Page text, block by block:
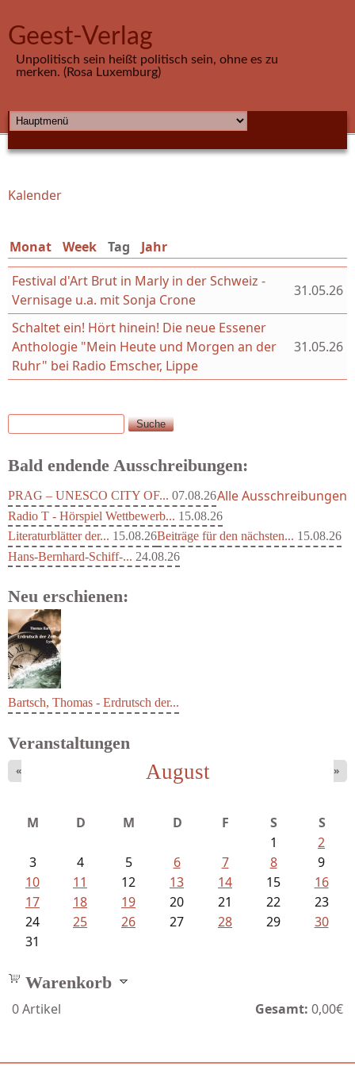
Geest-Verlag
Unpolitisch sein heißt politisch sein, ohne es zu
merken. (Rosa Luxemburg)
HAUPTMENÜ
Sie sind hier
Kalender
Monat Week Tag (aktiver Reiter)
Jahr
Festival d'Art Brut in Marly in der Schweiz -
Vernisage u.a. mit Sonja Crone
31.05.26
Schaltet ein! Hört hinein! Die neue Essener
Anthologie "Mein Heute und Morgen an der
Ruhr" bei Radio Emscher, Lippe
31.05.26
Suchformular
Suche
Bald endende Ausschreibungen:
PRAG – UNESCO CITY OF... 07.08.26
Radio T - Hörspiel Wettbewerb... 15.08.26
Literaturblätter der... 15.08.26Beiträge für den nächsten... 15.08.26
Hans-Bernhard-Schiff-... 24.08.26
Alle Ausschreibungen
Neu erschienen:
Bartsch, Thomas - Erdrutsch der...
Veranstaltungen
August
« »
M D M D F S
S
1
2
3
4 5 6 7 8
9
10
11 12 13 14 15
16
17
18 19 20 21 22
23
24
25 26 27 28 29
30
31
Warenkorb
0Artikel Gesamt: 0,00€